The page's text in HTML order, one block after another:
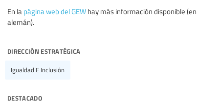
En la página web del GEW hay más información disponible (en
alemán).
dirección estratégica
Igualdad E Inclusión
destacado